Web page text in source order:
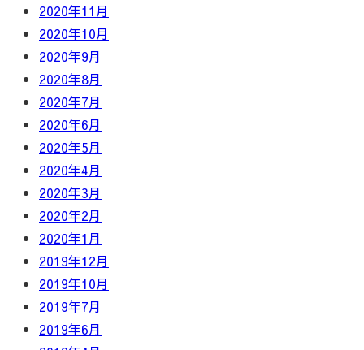
2020年11月
2020年10月
2020年9月
2020年8月
2020年7月
2020年6月
2020年5月
2020年4月
2020年3月
2020年2月
2020年1月
2019年12月
2019年10月
2019年7月
2019年6月